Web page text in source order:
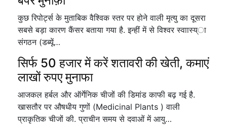
कुछ रिपोर्ट्स के मुताबिक वैश्विक स्तर पर होने वाली मृत्यु का दूसरा
सबसे बड़ा कारण कैंसर बताया गया है. इन्हीं में से विश्वर स्वाास्य्ा
संगठन (डब्यूें…
सिर्फ 50 हजार में करें शतावरी की खेती, कमाएं
लाखों रुपए मुनाफा
आजकल हर्बल और ऑर्गेनिक चीजों की डिमांड काफी बढ़ गई है.
खासतौर पर औषधीय गुणों (Medicinal Plants ) वाली
प्राकृतिक चीजों की. प्राचीन समय से दवाओं में आयु…